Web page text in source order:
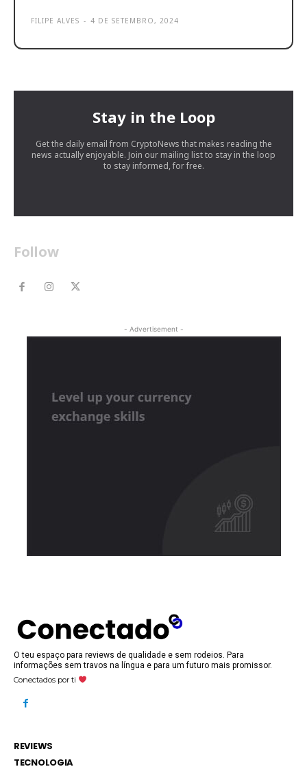
FILIPE ALVES - 4 DE SETEMBRO, 2024
Stay in the Loop
Get the daily email from CryptoNews that makes reading the
news actually enjoyable. Join our mailing list to stay in the loop
to stay informed, for free.
Follow
- Advertisement -
O teu espaço para reviews de qualidade e sem rodeios. Para
informações sem travos na língua e para um futuro mais promissor.
Conectados por ti
REVIEWS
TECNOLOGIA